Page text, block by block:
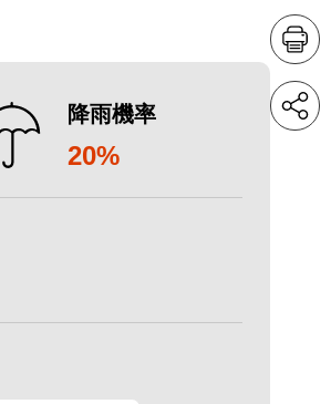
降雨機率
20%